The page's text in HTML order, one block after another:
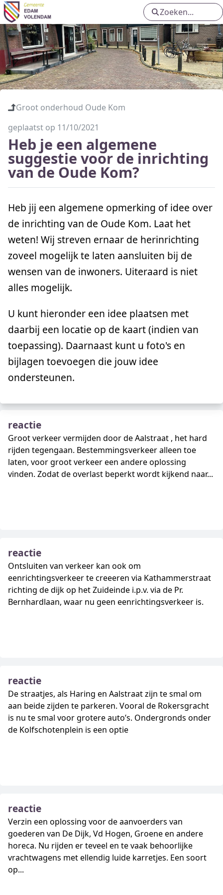
Toekomst van het Boelenspark
Centrumplein Oosthuizen
Groot onderhoud Oude Kom
Groot onderhoud Molenweg e.o. in
Volendam
Groot onderhoud Oude Kom
geplaatst op 11/10/2021
Heb je een algemene
suggestie voor de inrichting
van de Oude Kom?
Heb jij een algemene opmerking of idee over
de inrichting van de Oude Kom. Laat het
weten! Wij streven ernaar de herinrichting
zoveel mogelijk te laten aansluiten bij de
wensen van de inwoners. Uiteraard is niet
alles mogelijk.
U kunt hieronder een idee plaatsen met
daarbij een locatie op de kaart (indien van
toepassing). Daarnaast kunt u foto's en
bijlagen toevoegen die jouw idee
ondersteunen.
reactie
Groot verkeer vermijden door de Aalstraat , het hard
rijden tegengaan. Bestemmingsverkeer alleen toe
laten, voor groot verkeer een andere oplossing
vinden. Zodat de overlast beperkt wordt kijkend naar...
reactie
Ontsluiten van verkeer kan ook om
eenrichtingsverkeer te creeeren via Kathammerstraat
richting de dijk op het Zuideinde i.p.v. via de Pr.
Bernhardlaan, waar nu geen eenrichtingsverkeer is.
reactie
De straatjes, als Haring en Aalstraat zijn te smal om
aan beide zijden te parkeren. Vooral de Rokersgracht
is nu te smal voor grotere auto’s. Ondergronds onder
de Kolfschotenplein is een optie
reactie
Verzin een oplossing voor de aanvoerders van
goederen van De Dijk, Vd Hogen, Groene en andere
horeca. Nu rijden er teveel en te vaak behoorlijke
vrachtwagens met ellendig luide karretjes. Een soort
op...